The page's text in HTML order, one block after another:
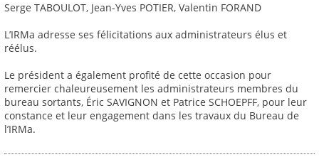
Serge TABOULOT, Jean-Yves POTIER, Valentin FORAND
L’IRMa adresse ses félicitations aux administrateurs élus et
réélus.
Le président a également profité de cette occasion pour
remercier chaleureusement les administrateurs membres du
bureau sortants, Éric SAVIGNON et Patrice SCHOEPFF, pour leur
constance et leur engagement dans les travaux du Bureau de
l’IRMa.